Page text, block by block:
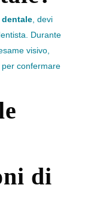
, devi
Durante
visivo,
confermare
di